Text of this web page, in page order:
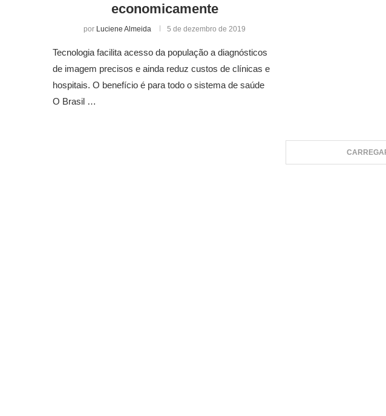
economicamente
por Luciene Almeida 5 de dezembro de 2019
Tecnologia facilita acesso da população a diagnósticos
de imagem precisos e ainda reduz custos de clínicas e
hospitais. O benefício é para todo o sistema de saúde
O Brasil …